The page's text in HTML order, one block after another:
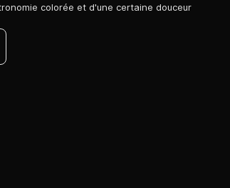
colorée et d'une certaine douceur